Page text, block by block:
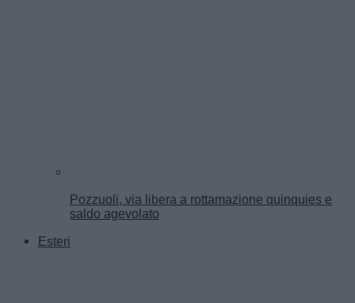
Pozzuoli, via libera a rottamazione quinquies e
saldo agevolato
Esteri